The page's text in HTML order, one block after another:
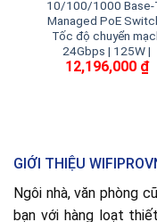
10/100/1000 Base-
Managed PoE
Tốc độ chuyển
24Gbps | 125W |
12,196,000 ₫
GIỚI THIỆU
Ngôi nhà, văn phòng
bạn với hàng loạt